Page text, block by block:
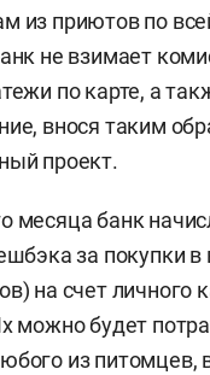
из приютов по
не взимает
по карте, а
внося таким
проект.
месяца банк
за покупки в
на счет личного
можно будет
из питомцев,